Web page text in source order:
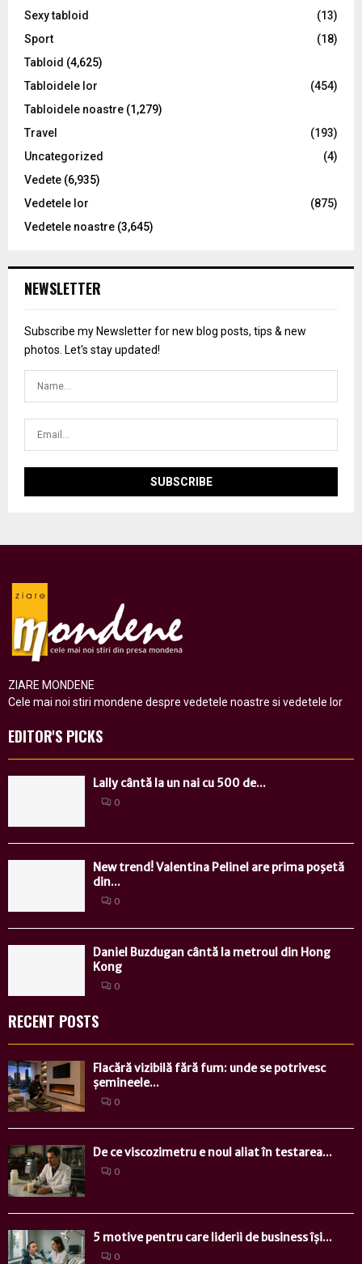
Sexy tabloid
(13)
Sport
(18)
Tabloid (4,625)
Tabloidele lor
(454)
Tabloidele noastre (1,279)
Travel
(193)
Uncategorized
(4)
Vedete (6,935)
Vedetele lor
(875)
Vedetele noastre (3,645)
NEWSLETTER
Subscribe my Newsletter for new blog posts, tips & new
photos. Let's stay updated!
ZIARE MONDENE
Cele mai noi stiri mondene despre vedetele noastre si vedetele lor
EDITOR'S PICKS
Lally cântă la un nai cu 500 de...
0
New trend! Valentina Pelinel are prima poşetă
din...
0
Daniel Buzdugan cântă la metroul din Hong
Kong
0
RECENT POSTS
Flacără vizibilă fără fum: unde se potrivesc
șemineele...
0
De ce viscozimetru e noul aliat în testarea...
0
5 motive pentru care liderii de business își...
0